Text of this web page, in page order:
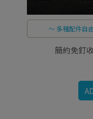
～ 多種配件自
簡約免釘